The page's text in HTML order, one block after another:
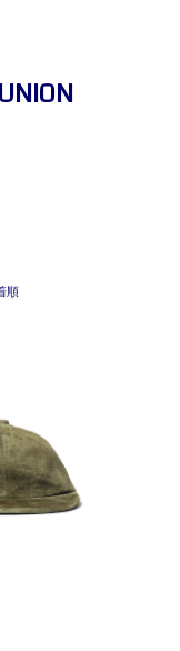
順